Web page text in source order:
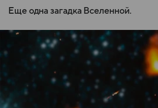
Еще одна загадка Вселенной.